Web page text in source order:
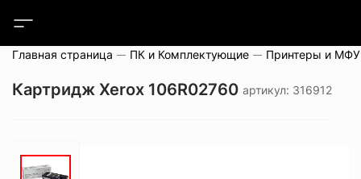
Главная страница ПК и Комплектующие Принтеры и МФУ
Картридж Xerox 106R02760 артикул: 316912